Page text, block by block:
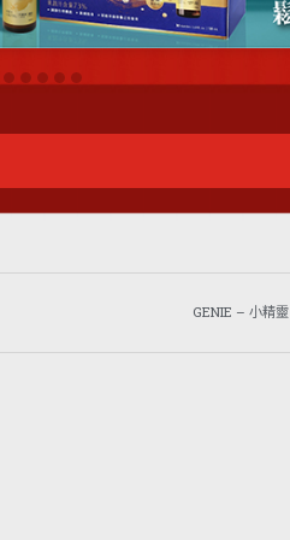
GENIE – 小精靈